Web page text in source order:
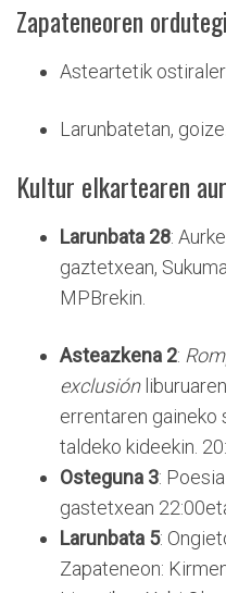
Zapateneoren
Asteartetik
Larunbatetan,
Kultur elkartearen
Larunbata 28:
gaztetxean,
MPBrekin.
Asteazkena 2:
exclusión
errentaren gaineko
taldeko kideekin.
Osteguna 3:
gastetxean
Larunbata 5:
Zapateneon: